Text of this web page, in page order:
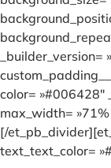
_builder_version=
color= »#006428″
max_width=
[/
text_text_color=